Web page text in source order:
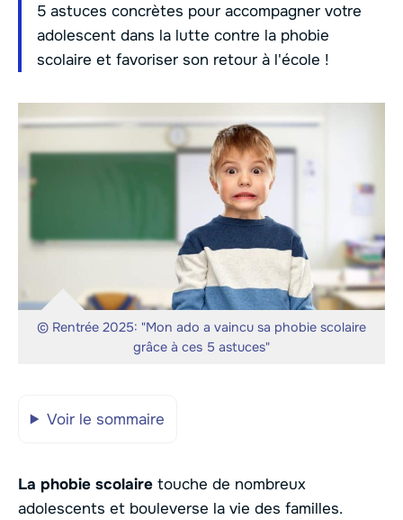
5 astuces concrètes pour accompagner votre
adolescent dans la lutte contre la phobie
scolaire et favoriser son retour à l'école !
© Rentrée 2025: "Mon ado a vaincu sa phobie scolaire
grâce à ces 5 astuces"
Voir le sommaire
La phobie scolaire touche de nombreux
adolescents et bouleverse la vie des familles.